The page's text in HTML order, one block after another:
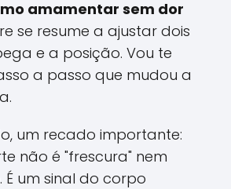
amamentar sem dor
se resume a ajustar dois
e a posição. Vou te
a passo que mudou a
um recado importante:
não é "frescura" nem
um sinal do corpo